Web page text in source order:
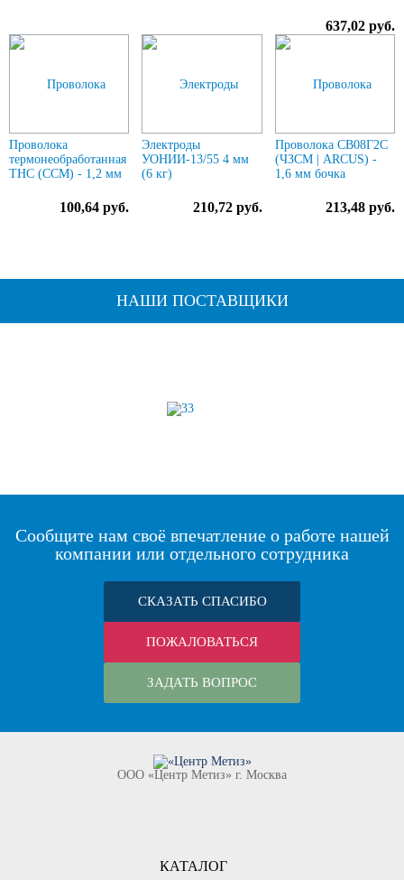
637,02 руб.
Проволока
термонеобработанная
ТНС (ССМ) - 1,2 мм
100,64 руб.
Электроды
УОНИИ-13/55 4 мм
(6 кг)
210,72 руб.
Проволока СВ08Г2С
(ЧЗСМ | ARCUS) -
1,6 мм бочка
213,48 руб.
НАШИ ПОСТАВЩИКИ
Сообщите нам своё впечатление о работе нашей
компании или отдельного сотрудника
СКАЗАТЬ СПАСИБО
ПОЖАЛОВАТЬСЯ
ЗАДАТЬ ВОПРОС
ООО «Центр Метиз» г. Москва
КАТАЛОГ